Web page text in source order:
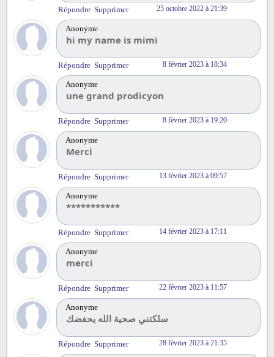
25 octobre 2022 à 21:39
Répondre Supprimer
Anonyme
8 février 2023 à 18:34
hi my name is mimi
Répondre Supprimer
Anonyme
8 février 2023 à 19:20
une grand prodicyon
Répondre Supprimer
Anonyme
13 février 2023 à 09:57
Merci
Répondre Supprimer
Anonyme
14 février 2023 à 17:11
***********
Répondre Supprimer
Anonyme
22 février 2023 à 11:57
merci
Répondre Supprimer
Anonyme
28 février 2023 à 21:35
سلكتني صحية الله يحفضك
Répondre Supprimer